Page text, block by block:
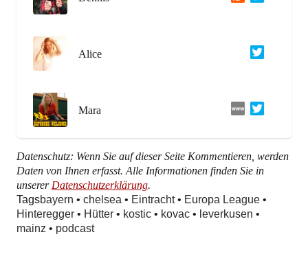
Alice
Mara
Datenschutz: Wenn Sie auf dieser Seite Kommentieren, werden
Daten von Ihnen erfasst. Alle Informationen finden Sie in
unserer Datenschutzerklärung.
Tagsbayern • chelsea • Eintracht• Europa League•
Hinteregger• Hütter• kostic• kovac• leverkusen •
mainz • podcast